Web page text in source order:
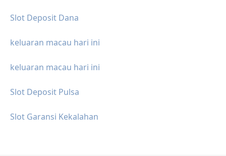
Slot Deposit Dana
keluaran macau hari ini
keluaran macau hari ini
Slot Deposit Pulsa
Slot Garansi Kekalahan